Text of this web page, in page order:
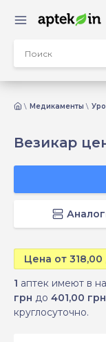
Медикаменты
Везикар
Цена от
1 аптек имеют в
грн до 401,00 грн
круглосуточно.